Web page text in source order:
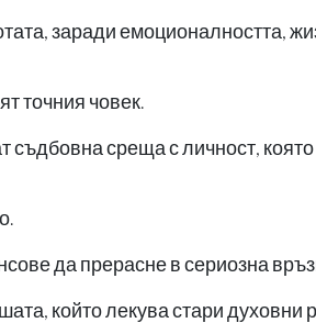
заради емоционалността,
точния човек.
съдбовна среща с личност,
да прерасне в сериозна
който лекува стари духовни